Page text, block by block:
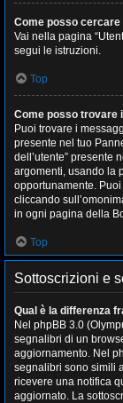
Come posso cercare
Vai nella pagina
segui le istruzioni.
Top
Come posso trovare
Puoi trovare i
presente nel tuo
dell’utente” presente
argomenti, usando la
opportunamente.
cliccando
in ogni pagina della
Top
Sottoscrizioni e
Qual è la differenza
Nel phpBB 3.0
segnalibri di un
aggiornamento. Nel
segnalibri sono simili
ricevere una notifica
aggiornato. La